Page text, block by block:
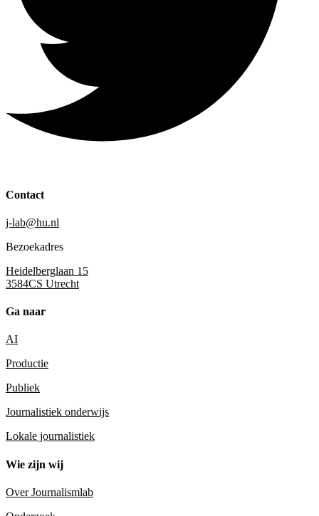
Contact
j-lab@hu.nl
Bezoekadres
Heidelberglaan 15
3584CS Utrecht
Ga naar
AI
Productie
Publiek
Journalistiek onderwijs
Lokale journalistiek
Wie zijn wij
Over Journalismlab